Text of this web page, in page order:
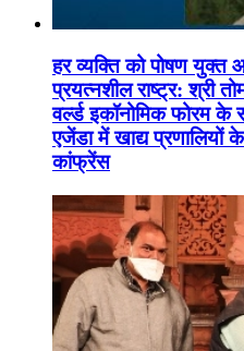
हर व्यक्ति को पोषण युक्त
प्रयत्नशील राष्ट्र: श्री
वर्ल्ड इकॉनोमिक फोरम के
एजेंडा में खाद्य प्रणालियों
कांफ्रेंस